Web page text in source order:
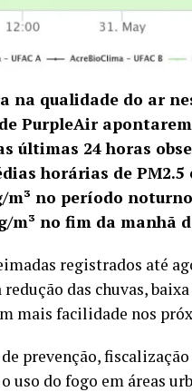
na qualidade do ar
PurpleAir
últimas 24 horas
horárias de PM2.5
m³ no período
m³ no fim da manhã
registrados até
das chuvas,
mais facilidade nos
prevenção,
uso do fogo em áreas